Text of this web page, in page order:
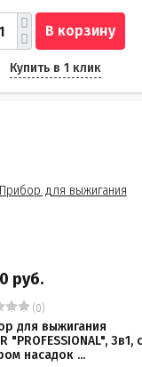
В корзину
Купить в 1 клик
руб.
(0)
для выжигания
"PROFESSIONAL", 3в1,
насадок ...